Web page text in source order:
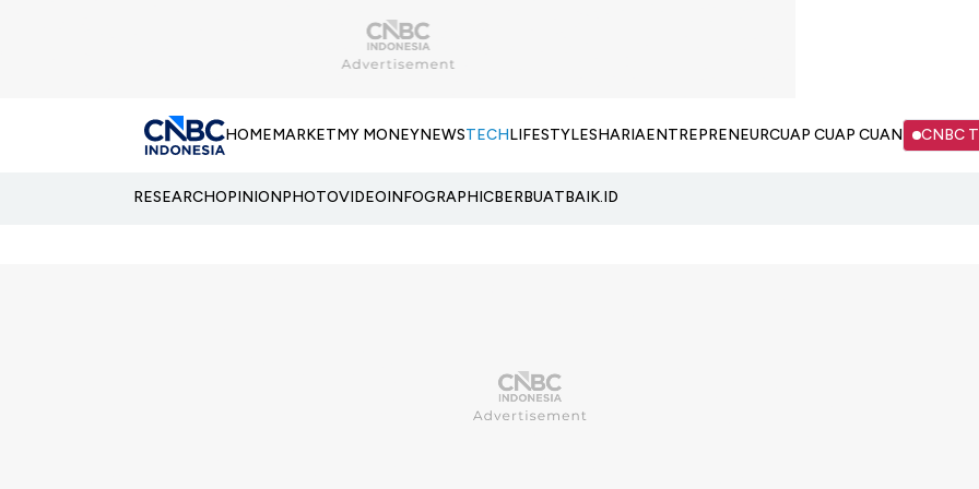
HOMEMARKETMY MONEYNEWSTECHLIFESTYLESHARIAENTREPRENEURCUAP CUAP CUAN CNBC
RESEARCHOPINIONPHOTOVIDEOINFOGRAPHICBERBUATBAIK.ID